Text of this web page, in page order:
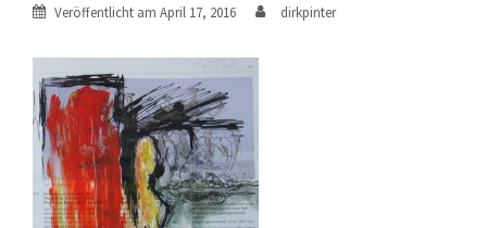
Veröffentlicht am April 17, 2016 dirkpinter